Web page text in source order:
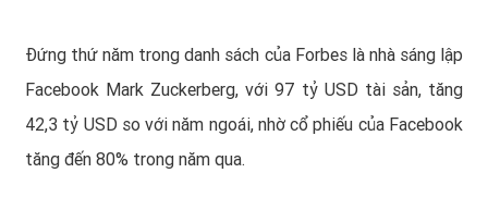
Đứng thứ năm trong danh sách của Forbes là nhà sáng lập
Facebook Mark Zuckerberg, với 97 tỷ USD tài sản, tăng
42,3 tỷ USD so với năm ngoái, nhờ cổ phiếu của Facebook
tăng đến 80% trong năm qua.